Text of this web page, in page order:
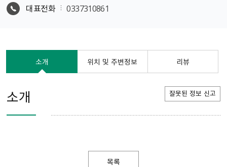
대표전화
0337310861
소개 위치 및 주변정보 리뷰
소개 잘못된 정보 신고
목록